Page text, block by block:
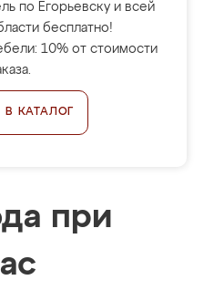
по Егорьевску и всей
бесплатно!
10% от стоимости
В КАТАЛОГ
при